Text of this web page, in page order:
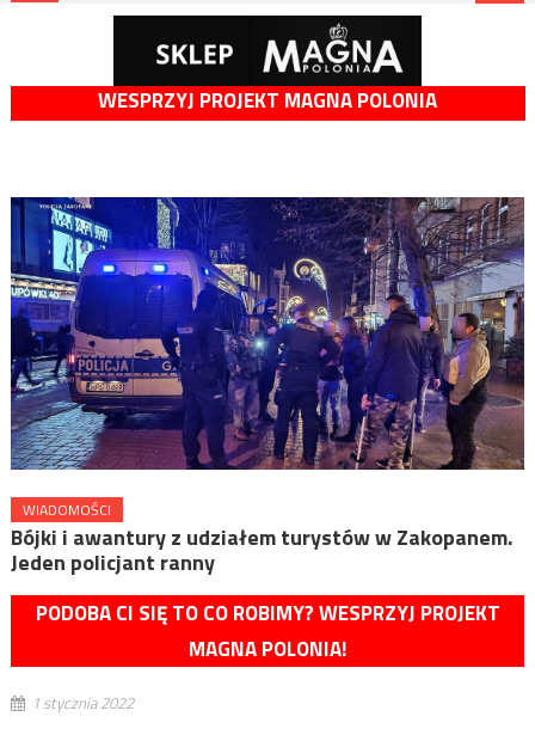
WESPRZYJ PROJEKT MAGNA POLONIA
WIADOMOŚCI
Bójki i awantury z udziałem turystów w Zakopanem.
Jeden policjant ranny
PODOBA CI SIĘ TO CO ROBIMY? WESPRZYJ PROJEKT
MAGNA POLONIA!
1 stycznia 2022